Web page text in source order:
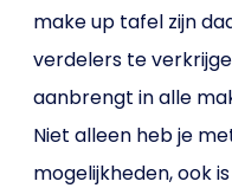
make up tafel zijn
verdelers te
aanbrengt in alle
Niet alleen heb je
mogelijkheden, ook